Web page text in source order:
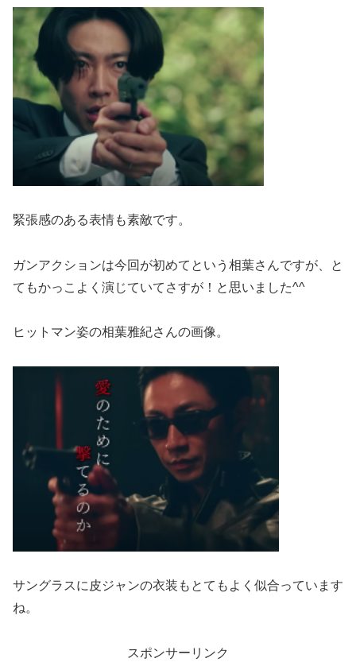
緊張感のある表情も素敵です。
ガンアクションは今回が初めてという相葉さんですが、と
てもかっこよく演じていてさすが！と思いました^^
ヒットマン姿の相葉雅紀さんの画像。
サングラスに皮ジャンの衣装もとてもよく似合っています
ね。
スポンサーリンク